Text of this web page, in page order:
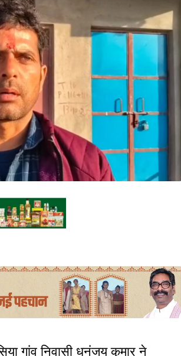
गांव निवासी धनंजय कुमार ने